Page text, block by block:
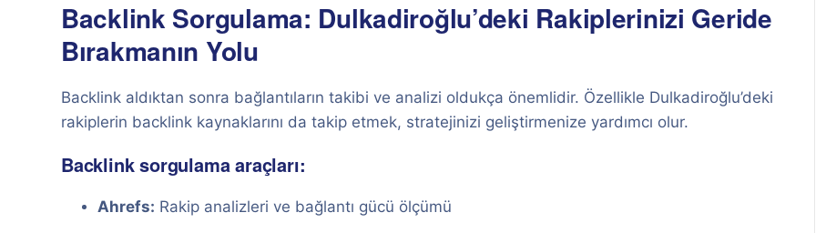
Backlink Sorgulama: Dulkadiroğlu’deki Rakiplerinizi Geride
Bırakmanın Yolu
Backlink aldıktan sonra bağlantıların takibi ve analizi oldukça önemlidir. Özellikle Dulkadiroğlu’deki
rakiplerin backlink kaynaklarını da takip etmek, stratejinizi geliştirmenize yardımcı olur.
Backlink sorgulama araçları:
Ahrefs: Rakip analizleri ve bağlantı gücü ölçümü